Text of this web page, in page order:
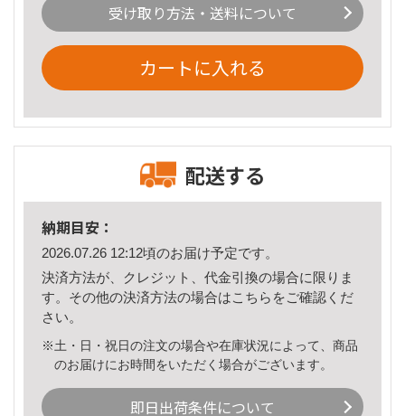
受け取り方法・送料について
カートに入れる
配送する
納期目安：
2026.07.26 12:12頃のお届け予定です。
決済方法が、クレジット、代金引換の場合に限りま
す。その他の決済方法の場合はこちら をご確認くだ
さい。
※土・日・祝日の注文の場合や在庫状況によって、商品
のお届けにお時間をいただく場合がございます。
即日出荷条件について